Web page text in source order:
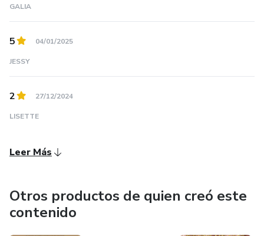
GALIA
5 04/01/2025
JESSY
2 27/12/2024
LISETTE
Leer Más
Otros productos de quien creó este
contenido